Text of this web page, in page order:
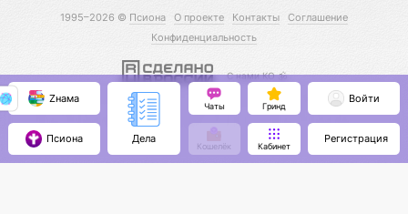
1995–2026 © Псиона О проекте Контакты
Соглашение
Конфиденциальность
С нами КО 🕉️
Zнама
Псиона Дела
Чаты Гринд
Кошелёк Кабинет
Войти
Регистрация